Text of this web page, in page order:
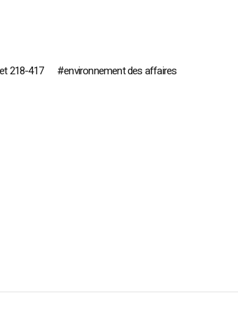
218-417 environnement des affaires